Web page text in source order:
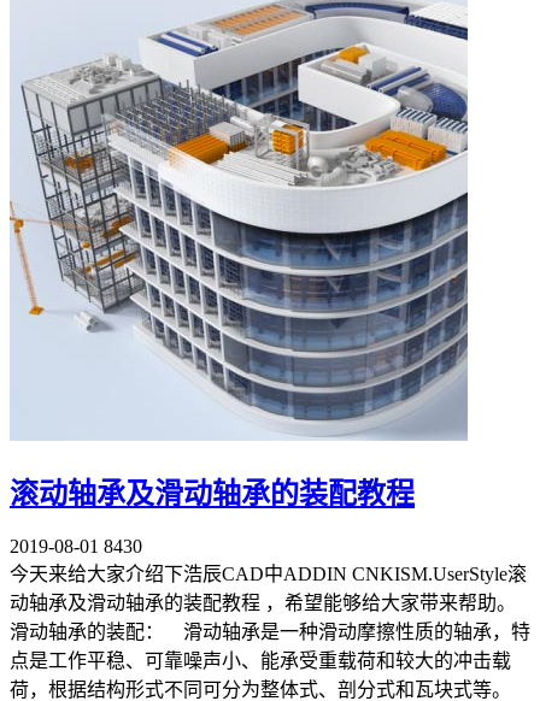
滚动轴承及滑动轴承的装配教程
2019-08-01 8430
今天来给大家介绍下浩辰CAD中ADDIN CNKISM.UserStyle滚
动轴承及滑动轴承的装配教程 ，希望能够给大家带来帮助。
滑动轴承的装配： 滑动轴承是一种滑动摩擦性质的轴承，特
点是工作平稳、可靠噪声小、能承受重载荷和较大的冲击载
荷，根据结构形式不同可分为整体式、剖分式和瓦块式等。